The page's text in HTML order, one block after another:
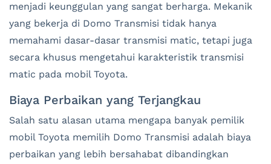
menjadi keunggulan yang sangat berharga. Mekanik
yang bekerja di Domo Transmisi tidak hanya
memahami dasar-dasar transmisi matic, tetapi juga
secara khusus mengetahui karakteristik transmisi
matic pada mobil Toyota.
Biaya Perbaikan yang Terjangkau
Salah satu alasan utama mengapa banyak pemilik
mobil Toyota memilih Domo Transmisi adalah biaya
perbaikan yang lebih bersahabat dibandingkan